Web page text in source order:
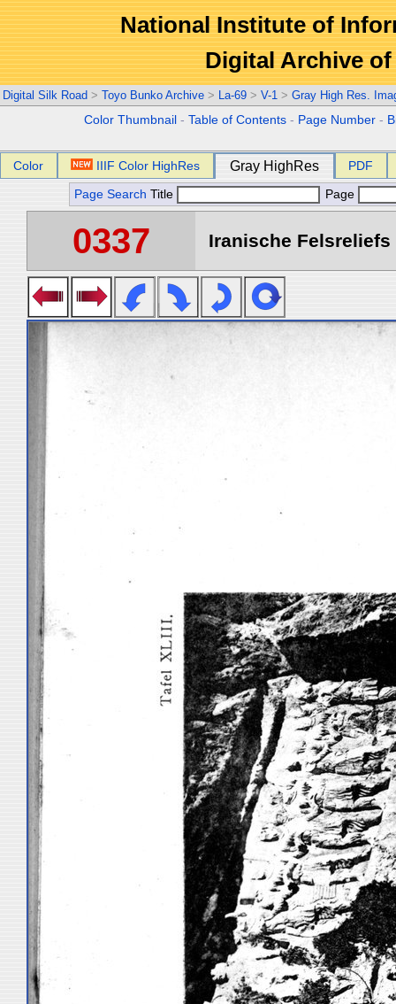
National Institute of
Digital Archive
Digital Silk Road > Toyo Bunko Archive > La-69 > V-1 > Gray High Res.
Color Thumbnail -Table of Contents - Page Number -
Color IIIF Color HighRes Gray HighRes PDF
Page Search Title Page
0337 Iranische Felsreliefs